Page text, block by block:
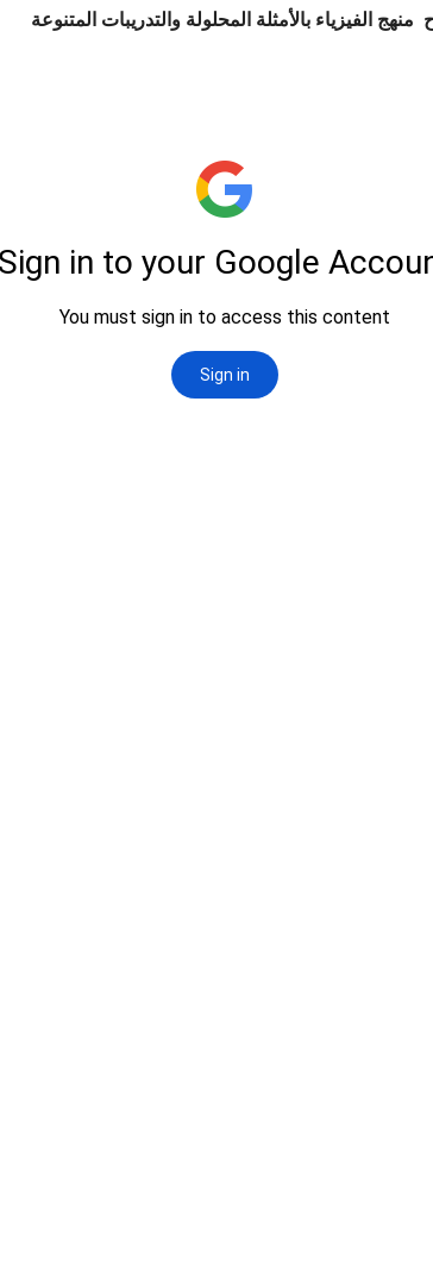
منهج الفيزياء بالأمثلة المحلولة والتدريبات المتنوعة